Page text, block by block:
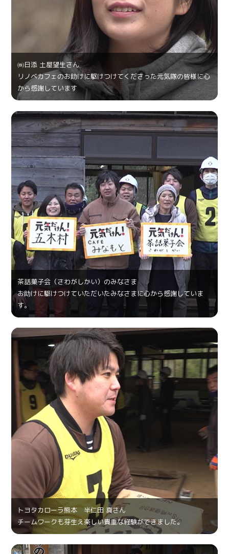
㈱日添 土屋望生さん
リノベカフェのお助けに駆けつけてくださった元気隊の皆様に心
から感謝しています
茶話菓⼦会（さわがしかい）のみなさま
お助けに駆けつけていただいたみなさまに心から感謝していま
す。
トヨタカローラ熊本 半仁田 真さん
チームワークも芽生え楽しい貴重な経験ができました。